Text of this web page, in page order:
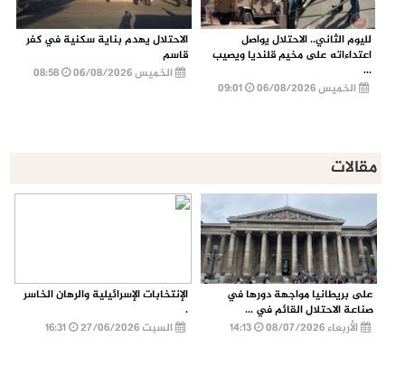
لليوم الثاني.. الاحتلال يواصل
اعتداءاته على مخيم قلنديا ويصيب
...
الخميس 06/08/2026
الاحتلال يهدم بناية سكنية في كفر
قاسم
الخميس 06/08/2026
08:58
مقالات
على بريطانيا مواجهة دورها في
صناعة الاحتلال القائم في ...
الأربعاء 08/07/2026
الإنتخابات الإسرائيلية والرهان الخاسر
.
السبت 27/06/2026
16:31